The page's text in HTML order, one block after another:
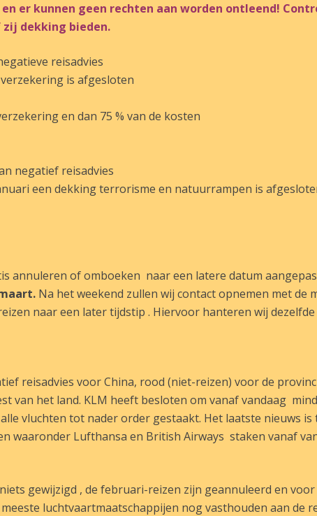
er kunnen geen rechten aan worden ontleend!
dekking bieden.
reisadvies
is afgesloten
en dan 75 % van de kosten
negatief reisadvies
een dekking terrorisme en natuurrampen is
annuleren of omboeken naar een latere datum
Na het weekend zullen wij contact opnemen met
naar een later tijdstip . Hiervoor hanteren wij
reisadvies voor China, rood (niet-reizen) voor de
van het land. KLM heeft besloten om vanaf vandaag
vluchten tot nader order gestaakt. Het laatste nieuws is
waaronder Lufthansa en British Airways staken vanaf
gewijzigd , de februari-reizen zijn geannuleerd en
luchtvaartmaatschappijen nog vasthouden aan de